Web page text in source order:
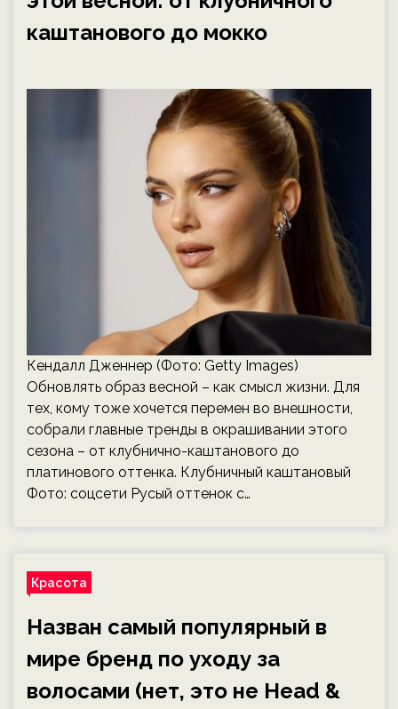
каштанового до мокко
Кендалл Дженнер (Фото: Getty Images)
Обновлять образ весной – как смысл жизни. Для
тех, кому тоже хочется перемен во внешности,
собрали главные тренды в окрашивании этого
сезона – от клубнично-каштанового до
платинового оттенка. Клубничный каштановый
Фото: соцсети Русый оттенок с…
Красота
Назван самый популярный в
мире бренд по уходу за
волосами (нет, это не Head &